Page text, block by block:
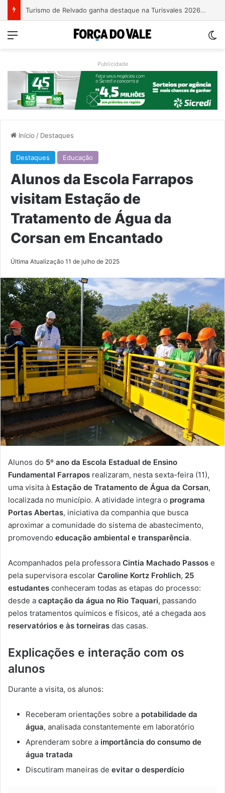
Grave acidente entre caminhões é registrado no Morro da Gabiroba
Menu
Publicidade
Início / Destaques
Destaques Educação
Alunos da Escola Farrapos
visitam Estação de
Tratamento de Água da
Corsan em Encantado
Última Atualização 11 de julho de 2025
Alunos do 5º ano da Escola Estadual de Ensino
Fundamental Farrapos realizaram, nesta sexta-feira (11),
uma visita à Estação de Tratamento de Água da Corsan,
localizada no município. A atividade integra o programa
Portas Abertas, iniciativa da companhia que busca
aproximar a comunidade do sistema de abastecimento,
promovendo educação ambiental e transparência.
Acompanhados pela professora Cintia Machado Passos e
pela supervisora escolar Caroline Kortz Frohlich, 25
estudantes conheceram todas as etapas do processo:
desde a captação da água no Rio Taquari, passando
pelos tratamentos químicos e físicos, até a chegada aos
reservatórios e às torneiras das casas.
Explicações e interação com os
alunos
Durante a visita, os alunos:
Receberam orientações sobre a potabilidade da
água, analisada constantemente em laboratório
Aprenderam sobre a importância do consumo de
água tratada
Discutiram maneiras de evitar o desperdício